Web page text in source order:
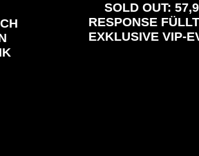
SOLD OUT:
RESPONSE
EXKLUSIVE VIP-